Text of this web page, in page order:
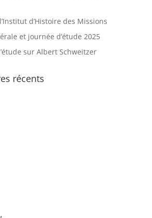
d’Histoire des Missions
et journée d’étude 2025
sur Albert Schweitzer
récents